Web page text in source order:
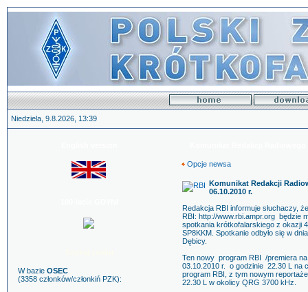
Niedziela, 9.8.2026, 13:39
W bazie OSEC
(3358 członków/członkiń PZK):
Opcje newsa
Komunikat Redakcji
06.10.2010 r.
Redakcja RBI informuje słuchaczy,
RBI: http://www.rbi.ampr.org będzie
spotkania krótkofalarskiego z okazji
SP8KKM. Spotkanie odbyło się w
Dębicy.
Ten nowy program RBI /premiera
03.10.2010 r. o godzinie 22.30 L na
program RBI, z tym nowym
22.30 L w okolicy QRG 3700 kHz.